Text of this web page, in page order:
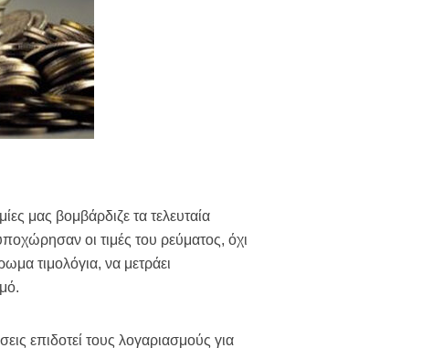
μας βομβάρδιζε τα τελευταία
οι τιμές του ρεύματος, όχι
τιμολόγια, να μετράει
επιδοτεί τους λογαριασμούς για